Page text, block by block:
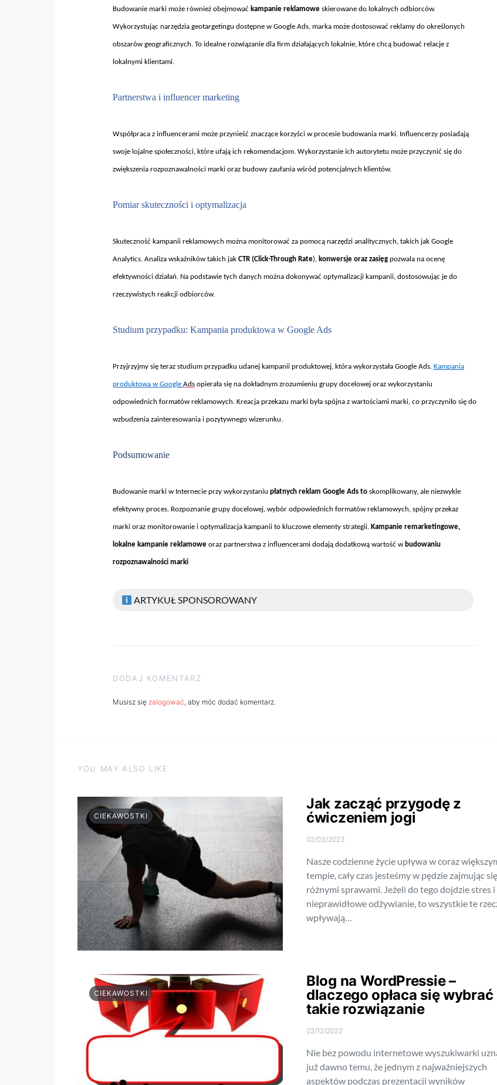
Budowanie marki może również obejmować kampanie reklamowe skierowane do lokalnych odbiorców.
Wykorzystując narzędzia geotargetingu dostępne w Google Ads, marka może dostosować reklamy do określonych
obszarów geograficznych. To idealne rozwiązanie dla firm działających lokalnie, które chcą budować relacje z
lokalnymi klientami.
Partnerstwa i influencer marketing
Współpraca z influencerami może przynieść znaczące korzyści w procesie budowania marki. Influencerzy posiadają
swoje lojalne społeczności, które ufają ich rekomendacjom. Wykorzystanie ich autorytetu może przyczynić się do
zwiększenia rozpoznawalności marki oraz budowy zaufania wśród potencjalnych klientów.
Pomiar skuteczności i optymalizacja
Skuteczność kampanii reklamowych można monitorować za pomocą narzędzi analitycznych, takich jak Google
Analytics. Analiza wskaźników takich jak CTR (Click-Through Rate), konwersje oraz zasięg pozwala na ocenę
efektywności działań. Na podstawie tych danych można dokonywać optymalizacji kampanii, dostosowując je do
rzeczywistych reakcji odbiorców.
Studium przypadku: Kampania produktowa w Google Ads
Przyjrzyjmy się teraz studium przypadku udanej kampanii produktowej, która wykorzystała Google Ads. Kampania
produktowa w Google Ads opierała się na dokładnym zrozumieniu grupy docelowej oraz wykorzystaniu
odpowiednich formatów reklamowych. Kreacja przekazu marki była spójna z wartościami marki, co przyczyniło się do
wzbudzenia zainteresowania i pozytywnego wizerunku.
Podsumowanie
Budowanie marki w Internecie przy wykorzystaniu płatnych reklam Google Ads to skomplikowany, ale niezwykle
efektywny proces. Rozpoznanie grupy docelowej, wybór odpowiednich formatów reklamowych, spójny przekaz
marki oraz monitorowanie i optymalizacja kampanii to kluczowe elementy strategii. Kampanie remarketingowe,
lokalne kampanie reklamowe oraz partnerstwa z influencerami dodają dodatkową wartość w budowaniu
rozpoznawalności marki
ARTYKUŁ SPONSOROWANY
DODAJ KOMENTARZ
Musisz się zalogować, aby móc dodać komentarz.
YOU MAY ALSO LIKE
CIEKAWOSTKI
Jak zacząć przygodę z
ćwiczeniem jogi
02/03/2023
Nasze codzienne życie upływa w coraz
tempie, cały czas jesteśmy w pędzie zajmując się
różnymi sprawami. Jeżeli do tego dojdzie stres i
nieprawidłowe odżywianie, to wszystkie te
wpływają…
CIEKAWOSTKI
Blog na WordPressie –
dlaczego opłaca się wybrać
takie rozwiązanie
02/12/2022
Nie bez powodu internetowe wyszukiwarki
już dawno temu, że jednym z najważniejszych
aspektów podczas prezentacji wyników